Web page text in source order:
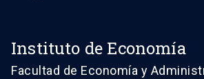
Instituto de Economía
Facultad de Economía y